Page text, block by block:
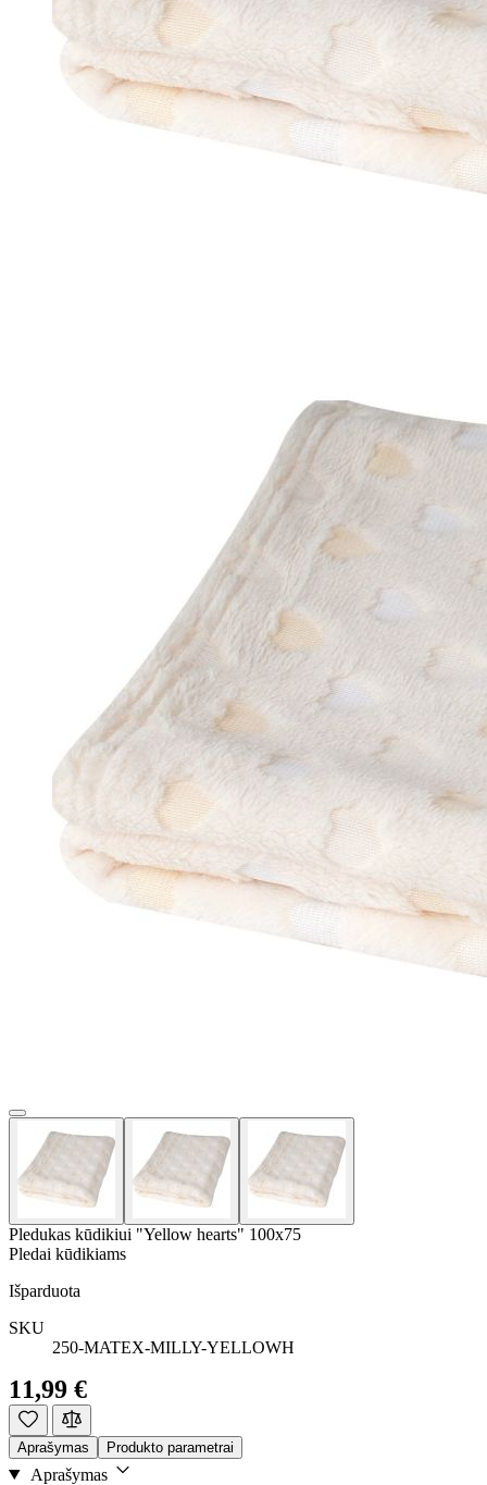
Pledukas kūdikiui "Yellow hearts" 100x75
Pledai kūdikiams
Išparduota
SKU
250-MATEX-MILLY-YELLOWH
11,99 €
Aprašymas Produkto parametrai
Aprašymas